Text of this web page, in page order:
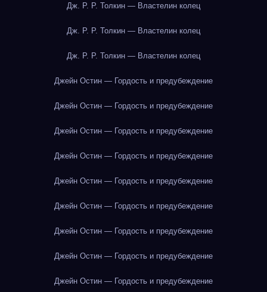
Дж. Р. Р. Толкин — Властелин колец
Дж. Р. Р. Толкин — Властелин колец
Дж. Р. Р. Толкин — Властелин колец
Джейн Остин — Гордость и предубеждение
Джейн Остин — Гордость и предубеждение
Джейн Остин — Гордость и предубеждение
Джейн Остин — Гордость и предубеждение
Джейн Остин — Гордость и предубеждение
Джейн Остин — Гордость и предубеждение
Джейн Остин — Гордость и предубеждение
Джейн Остин — Гордость и предубеждение
Джейн Остин — Гордость и предубеждение